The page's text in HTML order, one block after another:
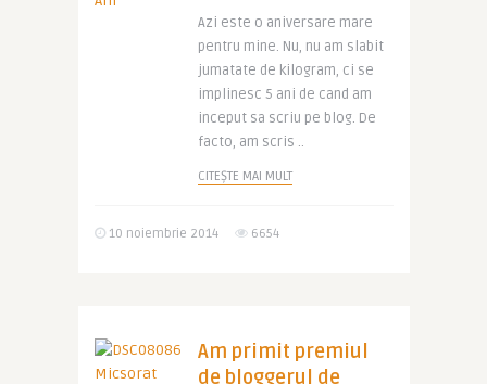
Azi este o aniversare mare
pentru mine. Nu, nu am slabit
jumatate de kilogram, ci se
implinesc 5 ani de cand am
inceput sa scriu pe blog. De
facto, am scris ..
CITEȘTE MAI MULT
10 noiembrie 2014 6654
Am primit premiul
de bloggerul de